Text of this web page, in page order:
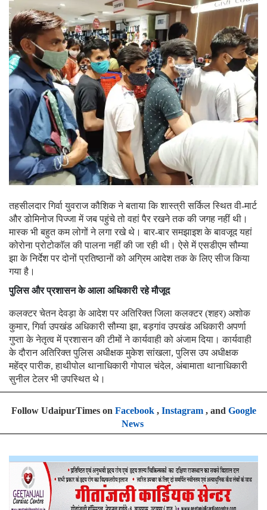
तहसीलदार गिर्वा युवराज कौशिक ने बताया कि शास्त्री सर्किल स्थित वी-मार्ट
और डोमिनोज पिज्जा में जब पहुंचे तो वहां पैर रखने तक की जगह नहीं थी।
मास्क भी बहुत कम लोगों ने लगा रखे थे। बार-बार समझाइश के बावजूद यहां
कोरोना प्रोटोकाॅल की पालना नहीं की जा रही थी। ऐसे में एसडीएम सौम्या
झा के निर्देश पर दोनों प्रतिष्ठानों को अग्रिम आदेश तक के लिए सीज किया
गया है।
पुलिस और प्रशासन के आला अधिकारी रहे मौजूद
कलक्टर चेतन देवड़ा के आदेश पर अतिरिक्त जिला कलक्टर (शहर) अशोक
कुमार, गिर्वा उपखंड अधिकारी सौम्या झा, बड़गांव उपखंड अधिकारी अपर्णा
गुप्ता के नेतृत्व में प्रशासन की टीमों ने कार्यवाही को अंजाम दिया। कार्यवाही
के दौरान अतिरिक्त पुलिस अधीक्षक मुकेश सांखला, पुलिस उप अधीक्षक
महेंद्र पारीक, हाथीपोल थानाधिकारी गोपाल चंदेल, अंबामाता थानाधिकारी
सुनील टेलर भी उपस्थित थे ।
Follow UdaipurTimes on Facebook, Instagram, and Google
News